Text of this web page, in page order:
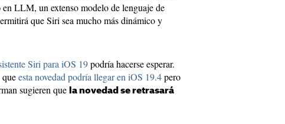
LLM, un extenso modelo de lenguaje de
que Siri sea mucho más dinámico y
Siri para iOS 19podría hacerse esperar.
esta novedad podría llegar en iOS 19.4pero
sugieren que la novedad se retrasará